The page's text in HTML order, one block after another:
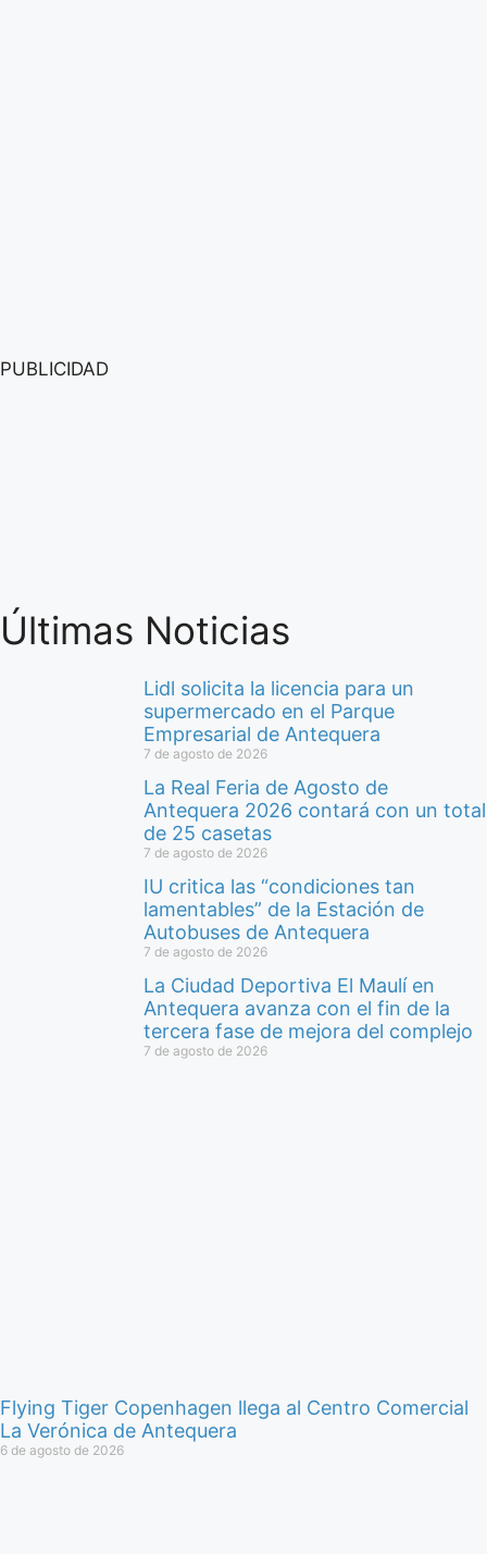
PUBLICIDAD
Últimas Noticias
Lidl solicita la licencia para un
supermercado en el Parque
Empresarial de Antequera
7 de agosto de 2026
La Real Feria de Agosto de
Antequera 2026 contará con un total
de 25 casetas
7 de agosto de 2026
IU critica las “condiciones tan
lamentables” de la Estación de
Autobuses de Antequera
7 de agosto de 2026
La Ciudad Deportiva El Maulí en
Antequera avanza con el fin de la
tercera fase de mejora del complejo
7 de agosto de 2026
Flying Tiger Copenhagen llega al Centro Comercial
La Verónica de Antequera
6 de agosto de 2026